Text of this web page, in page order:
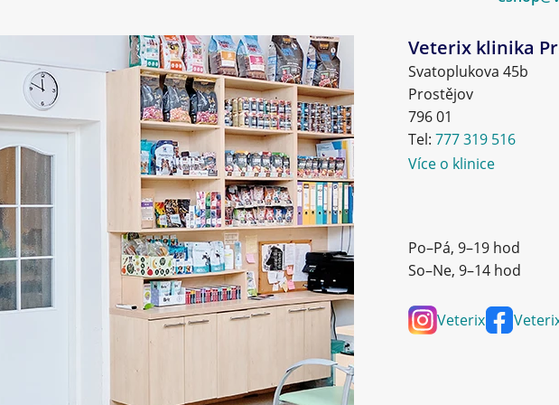
Veterix klinika
Svatoplukova 45b
Prostějov
796 01
Tel: 777 319 516
Více o klinice
Po–Pá, 9–19 hod
So–Ne, 9–14 hod
Veterix